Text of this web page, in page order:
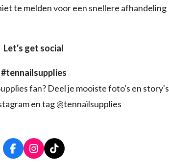
te melden voor een snellere afhandeling
Let's get social
#tennailsupplies
fan? Deel je mooiste foto's en story's
en tag @tennailsupplies
F
a
I
n
T
i